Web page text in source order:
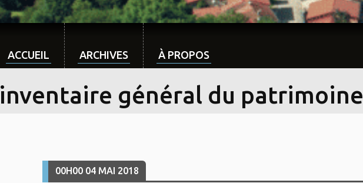
ACCUEIL ARCHIVES À PROPOS
inventaire général du patrimoine
00H00 04 MAI 2018